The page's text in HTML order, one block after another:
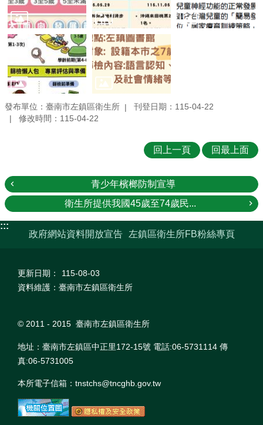
發布單位：臺南市左鎮區衛生所
刊登日期：115-04-22
修改時間：115-04-22
回上一頁 回最上面
青少年檳榔防制宣導
衛生所提供我國45歲至74歲民...
:::
政府網站資料開放宣告
左鎮區衛生所FB粉絲專頁
更新日期：
115-08-03
資料維護：臺南市左鎮區衛生所
© 2011 - 2015 臺南市左鎮區衛生所
地址：臺南市左鎮區中正里172-15號 電話:06-5731114 傳
真:06-5731005
本所電子信箱：tnstchs@tncghb.gov.tw